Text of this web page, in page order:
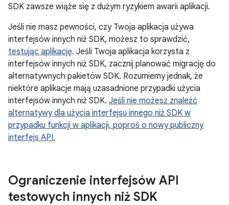
SDK zawsze wiąże się z dużym ryzykiem awarii aplikacji.
Jeśli nie masz pewności, czy Twoja aplikacja używa
interfejsów innych niż SDK, możesz to sprawdzić,
testując aplikację. Jeśli Twoja aplikacja korzysta z
interfejsów innych niż SDK, zacznij planować migrację do
alternatywnych pakietów SDK. Rozumiemy jednak, że
niektóre aplikacje mają uzasadnione przypadki użycia
interfejsów innych niż SDK. Jeśli nie możesz znaleźć
alternatywy dla użycia interfejsu innego niż SDK w
przypadku funkcji w aplikacji, poproś o nowy publiczny
interfejs API.
Ograniczenie interfejsów API
testowych innych niż SDK